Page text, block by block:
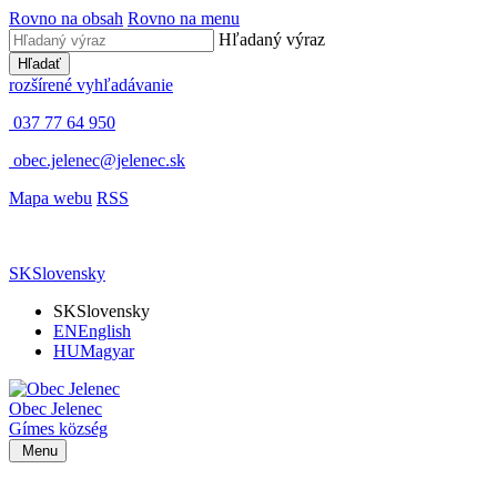
Rovno na obsah Rovno na menu
Hľadaný výraz
Hľadať
rozšírené vyhľadávanie
037 77 64 950
obec.jelenec@jelenec.sk
Mapa webu RSS
SKSlovensky
SKSlovensky
ENEnglish
HUMagyar
Obec Jelenec
Gímes község
Menu